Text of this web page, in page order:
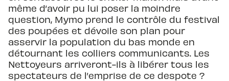
même d’avoir pu lui poser la moindre
question, Mymo prend le contrôle du festival
des poupées et dévoile son plan pour
asservir la population du bas monde en
détournant les colliers communicants. Les
Nettoyeurs arriveront-ils à libérer tous les
spectateurs de l’emprise de ce despote ?